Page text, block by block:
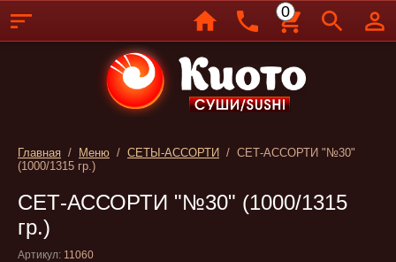
Главная / Меню / СЕТЫ-АССОРТИ / СЕТ-АССОРТИ "№30"
(1000/1315 гр.)
СЕТ-АССОРТИ "№30" (1000/1315
гр.)
Артикул: 11060
0